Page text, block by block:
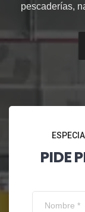
pescaderías,
PIDE